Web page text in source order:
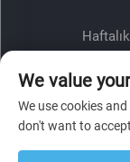
We value
We use cookies
don't want to